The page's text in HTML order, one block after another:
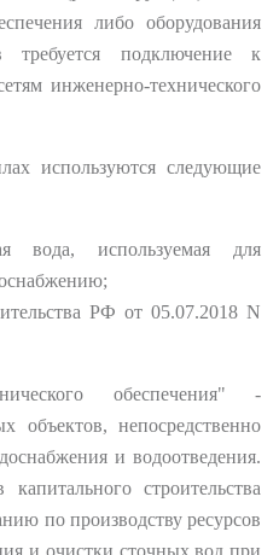
либо оборудования
требуется подключение к
инженерно-технического
используются следующие
вода, используемая для
РФ от 05.07.2018 N
обеспечения" -
объектов, непосредственно
и водоотведения.
строительства
по производству ресурсов
и очистки сточных вод при